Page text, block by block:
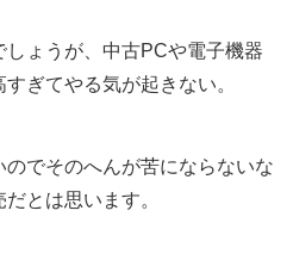
ょうが、中古PCや電子機器
ぎてやる気が起きない。
でそのへんが苦にならないな
とは思います。